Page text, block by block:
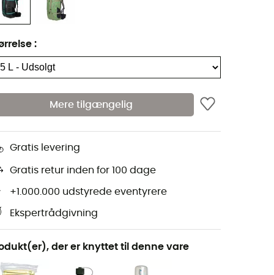
:
Mere tilgængelig
Gratis levering
Gratis retur inden for 100 dage
+1.000.000 udstyrede eventyrere
Ekspertrådgivning
der er knyttet til denne vare